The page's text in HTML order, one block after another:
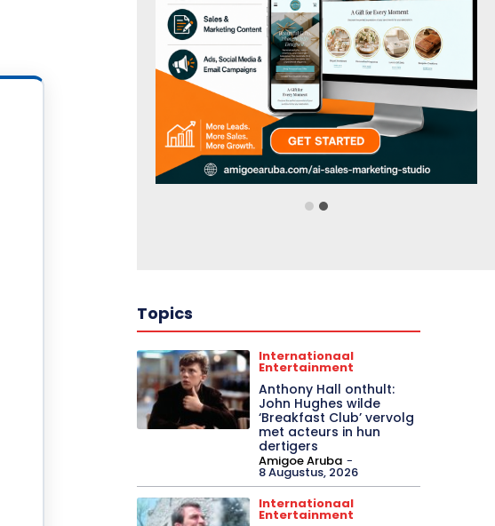
Topics
Internationaal
Entertainment
Anthony Hall onthult:
John Hughes wilde
‘Breakfast Club’ vervolg
met acteurs in hun
dertigers
Amigoe Aruba -
8 Augustus, 2026
Internationaal
Entertainment